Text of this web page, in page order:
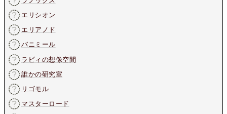
エリシオン
エリアノド
バニミール
ラビィの想像空間
誰かの研究室
リゴモル
マスターロード